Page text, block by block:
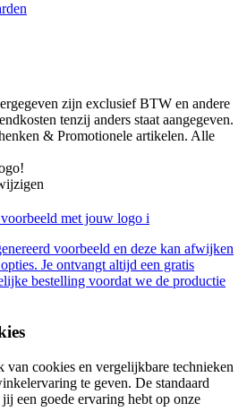
zijn exclusief BTW en andere
tenzij anders staat aangegeven.
& Promotionele artikelen. Alle
met jouw logo i
voorbeeld en deze kan afwijken
Je ontvangt altijd een gratis
bestelling voordat we de productie
cookies en vergelijkbare technieken
te geven. De standaard
een goede ervaring hebt op onze